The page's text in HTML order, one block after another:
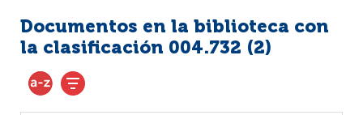
Documentos en la biblioteca con
la clasificación 004.732 (2)